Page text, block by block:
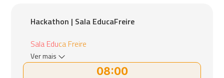
08:00
Hackathon | Sala EducaFreire
Sala Educa Freire
Ver mais